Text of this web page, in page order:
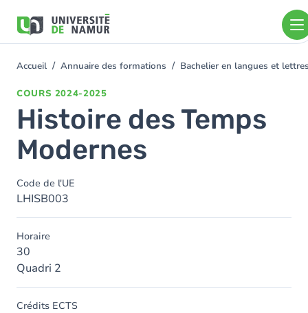
contenu
You
Accueil Annuaire des formations Bachelier en langues et
COURS 2024-2025
Histoire des Temps
Modernes
Code de l'UE
LHISB003
Horaire
30
Quadri 2
Crédits ECTS